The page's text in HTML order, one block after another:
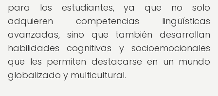
para los estudiantes, ya que no solo
adquieren competencias lingüísticas
avanzadas, sino que también desarrollan
habilidades cognitivas y socioemocionales
que les permiten destacarse en un mundo
globalizado y multicultural.